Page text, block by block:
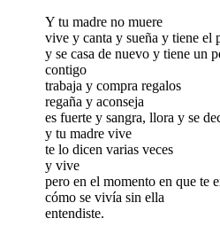
Y tu madre no muere
vive y canta y sueña y tiene el
y se casa de nuevo y tiene un
contigo
trabaja y compra regalos
regaña y aconseja
es fuerte y sangra, llora y se
y tu madre vive
te lo dicen varias veces
y vive
pero en el momento en que te
cómo se vivía sin ella
entendiste.